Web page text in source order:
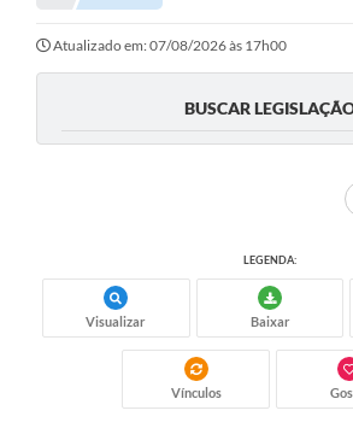
Atualizado em: 07/08/2026 às 17h00
BUSCAR
LEGENDA:
Visualizar Baixar
Vínculos